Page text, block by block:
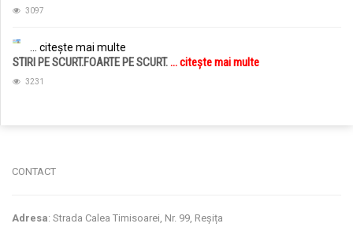
3097
... citește mai multe
STIRI PE SCURT.FOARTE PE SCURT.... citește mai multe
3231
CONTACT
Adresa: Strada Calea Timisoarei, Nr. 99, Reșița